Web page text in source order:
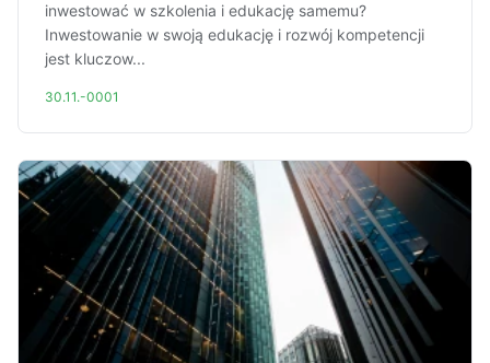
inwestować w szkolenia i edukację samemu?
Inwestowanie w swoją edukację i rozwój kompetencji
jest kluczow...
30.11.-0001